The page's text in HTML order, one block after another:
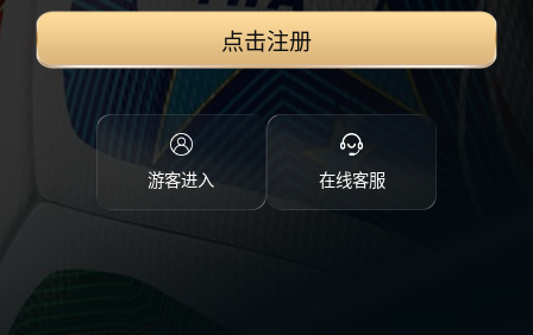
点击注册
游客进入 在线客服